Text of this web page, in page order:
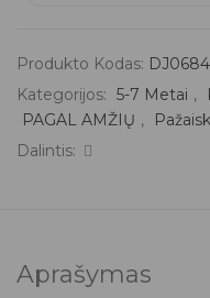
Produkto Kodas:
Kategorijos: 5-7 Metai ,
PAGAL AMŽIŲ ,
Dalintis:
Aprašymas